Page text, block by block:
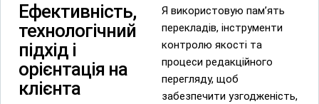
Ефективність,
технологічний
підхід і
орієнтація на
клієнта
Я використовую пам’ять
перекладів, інструменти
контролю якості та
процеси редакційного
перегляду, щоб
забезпечити узгодженість,